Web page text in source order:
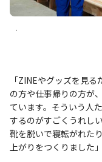
.
「ZINEやグッズを見
の方や仕事帰りの方が
ています。そういう人
するのがすごくうれし
靴を脱いで寝転がれた
上がりをつくりました」